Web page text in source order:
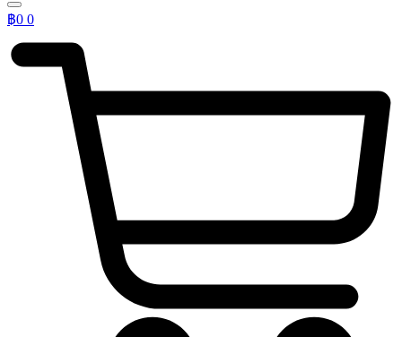
฿0 0